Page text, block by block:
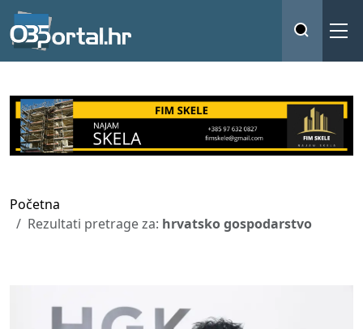
Početna
Rezultati pretrage za: hrvatsko gospodarstvo